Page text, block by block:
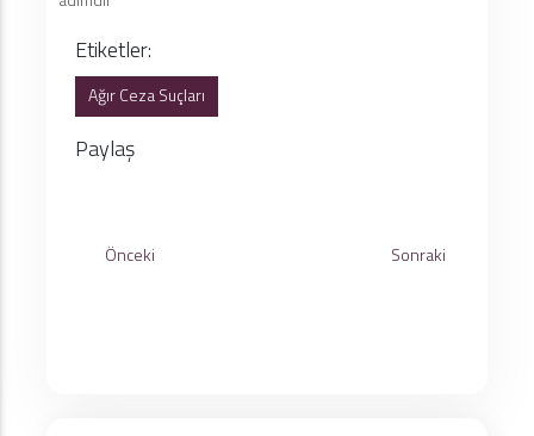
Etiketler:
Ağır Ceza Suçları
Paylaş
Önceki Sonraki